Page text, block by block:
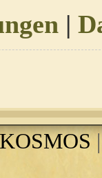
|
KOSMOS